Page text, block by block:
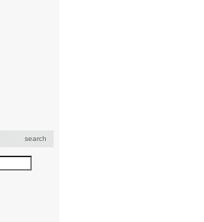
search